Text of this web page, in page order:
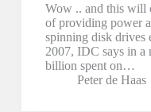
Wow .. and this will
of providing power
spinning disk drives
2007, IDC says in
billion spent on…
Peter de Haas